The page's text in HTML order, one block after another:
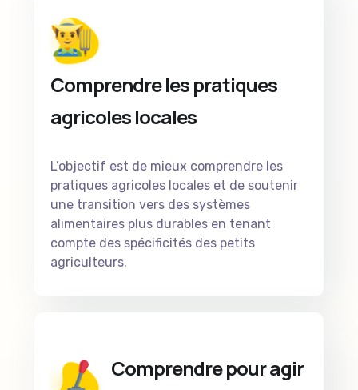
Comprendre les pratiques
agricoles locales
L’objectif est de mieux comprendre les
pratiques agricoles locales et de soutenir
une transition vers des systèmes
alimentaires plus durables en tenant
compte des spécificités des petits
agriculteurs.
Comprendre pour agir